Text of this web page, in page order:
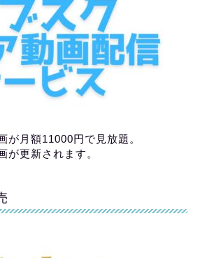
が月額11000円で見放題。
が更新されます。